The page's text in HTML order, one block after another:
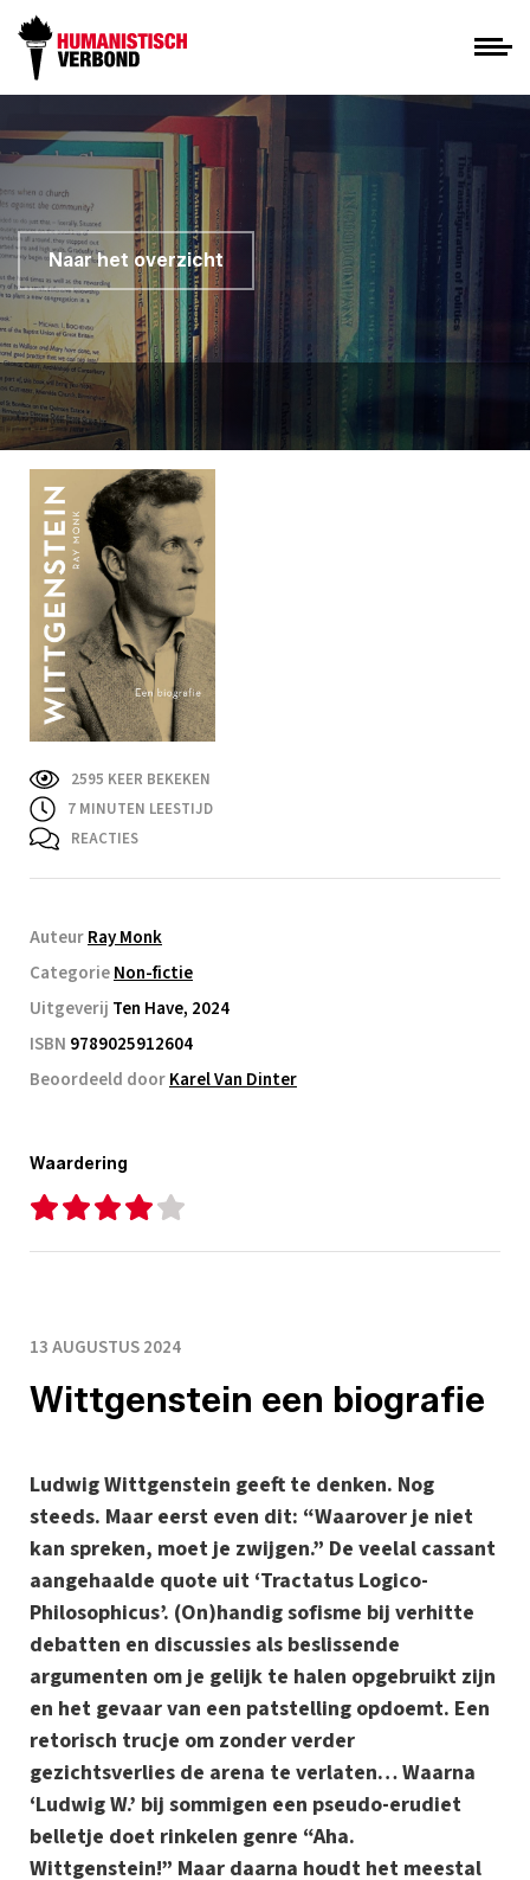
Naar het overzicht
2595 KEER BEKEKEN
7 MINUTEN LEESTIJD
REACTIES
AuteurRay Monk
CategorieNon-fictie
Uitgeverij Ten Have, 2024
ISBN 9789025912604
Beoordeeld doorKarel Van Dinter
Waardering
13 AUGUSTUS 2024
Wittgenstein een biografie
Ludwig Wittgenstein geeft te denken. Nog
steeds. Maar eerst even dit: “Waarover je niet
kan spreken, moet je zwijgen.” De veelal cassant
aangehaalde quote uit ‘Tractatus Logico-
Philosophicus’. (On)handig sofisme bij verhitte
debatten en discussies als beslissende
argumenten om je gelijk te halen opgebruikt zijn
en het gevaar van een patstelling opdoemt. Een
retorisch trucje om zonder verder
gezichtsverlies de arena te verlaten… Waarna
‘Ludwig W.’ bij sommigen een pseudo-erudiet
belletje doet rinkelen genre “Aha.
Wittgenstein!” Maar daarna houdt het meestal